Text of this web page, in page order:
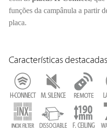
funções da campânula a partir
placa.
Características destacadas